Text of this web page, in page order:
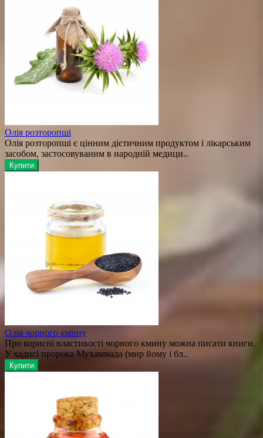
Олія розторопші
Олія розторопші є цінним дієтичним продуктом і лікарським
засобом, застосовуваним в народній медици..
Купити
Олія чорного кмину
Про корисні властивості чорного кмину можна писати книги.
У хадисі пророка Мухаммада (мир йому і бл..
Купити